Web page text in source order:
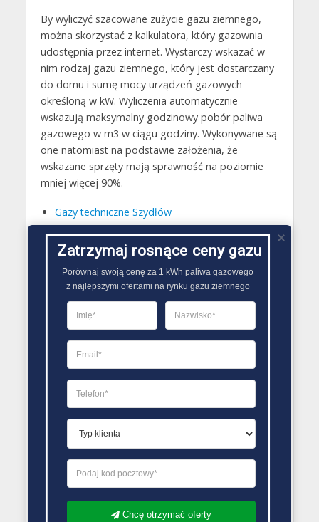
By wyliczyć szacowane zużycie gazu ziemnego,
można skorzystać z kalkulatora, który gazownia
udostępnia przez internet. Wystarczy wskazać w
nim rodzaj gazu ziemnego, który jest dostarczany
do domu i sumę mocy urządzeń gazowych
określoną w kW. Wyliczenia automatycznie
wskazują maksymalny godzinowy pobór paliwa
gazowego w m3 w ciągu godziny. Wykonywane są
one natomiast na podstawie założenia, że
wskazane sprzęty mają sprawność na poziomie
mniej więcej 90%.
Gazy techniczne Szydłów
Butle gazowe Szydłów
Gaz płynny Szydłów
LPG Szydłów
Dostawcy gazu Szydłów
PORÓWNYWARKA OFERT GAZU
Zatrzymaj rosnące ceny gazu
Porównaj swoją cenę za 1 kWh paliwa gazowego
z najlepszymi ofertami na rynku gazu ziemnego
Chcę otrzymać oferty